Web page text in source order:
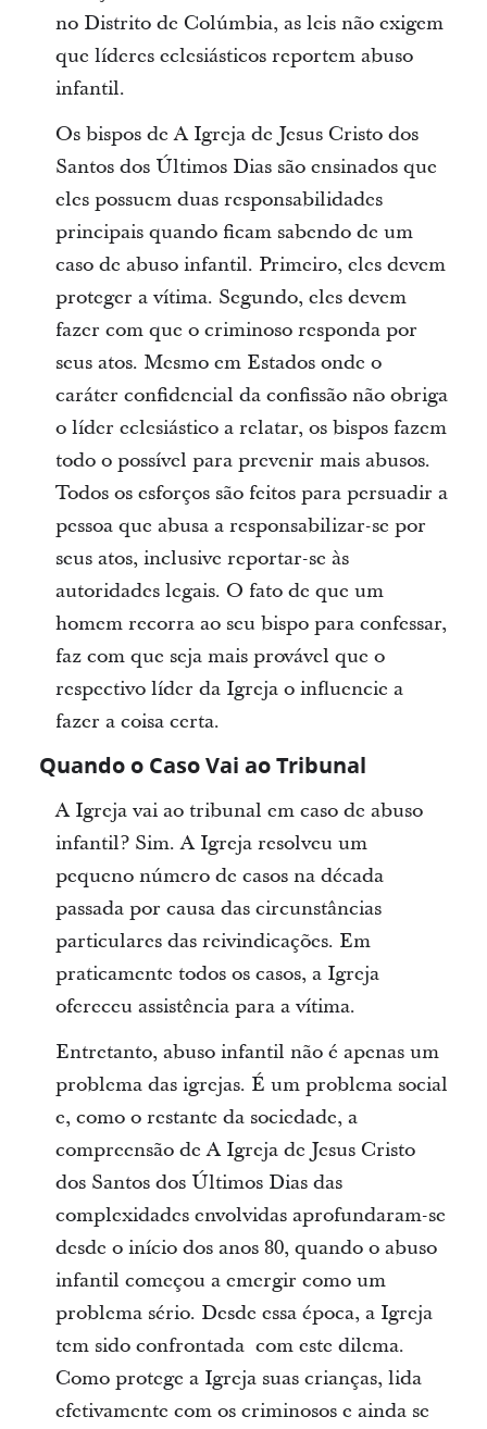
no Distrito de Colúmbia, as leis não exigem
que líderes eclesiásticos reportem abuso
infantil.
Os bispos de A Igreja de Jesus Cristo dos
Santos dos Últimos Dias são ensinados que
eles possuem duas responsabilidades
principais quando ficam sabendo de um
caso de abuso infantil. Primeiro, eles devem
proteger a vítima. Segundo, eles devem
fazer com que o criminoso responda por
seus atos. Mesmo em Estados onde o
caráter confidencial da confissão não obriga
o líder eclesiástico a relatar, os bispos fazem
todo o possível para prevenir mais abusos.
Todos os esforços são feitos para persuadir a
pessoa que abusa a responsabilizar-se por
seus atos, inclusive reportar-se às
autoridades legais. O fato de que um
homem recorra ao seu bispo para confessar,
faz com que seja mais provável que o
respectivo líder da Igreja o influencie a
fazer a coisa certa.
Quando o Caso Vai ao Tribunal
A Igreja vai ao tribunal em caso de abuso
infantil? Sim. A Igreja resolveu um
pequeno número de casos na década
passada por causa das circunstâncias
particulares das reivindicações. Em
praticamente todos os casos, a Igreja
ofereceu assistência para a vítima.
Entretanto, abuso infantil não é apenas um
problema das igrejas. É um problema social
e, como o restante da sociedade, a
compreensão de A Igreja de Jesus Cristo
dos Santos dos Últimos Dias das
complexidades envolvidas aprofundaram-se
desde o início dos anos 80, quando o abuso
infantil começou a emergir como um
problema sério. Desde essa época, a Igreja
tem sido confrontada com este dilema.
Como protege a Igreja suas crianças, lida
efetivamente com os criminosos e ainda se